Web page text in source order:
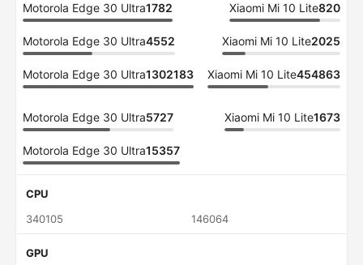
Motorola Edge 30 Ultra1782 Xiaomi Mi 10 Lite820
Motorola Edge 30 Ultra4552 Xiaomi Mi 10 Lite2025
Motorola Edge 30 Ultra1302183 Xiaomi Mi 10 Lite454863
Motorola Edge 30 Ultra5727 Xiaomi Mi 10 Lite1673
Motorola Edge 30 Ultra15357
CPU
340105
146064
GPU